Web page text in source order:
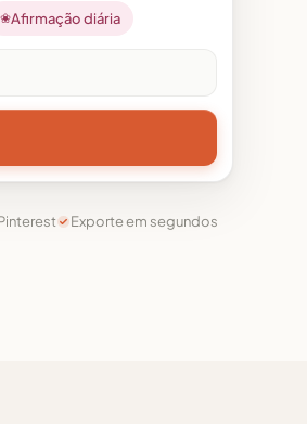
❀Afirmação diária
Exporte em segundos